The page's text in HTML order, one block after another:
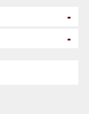
-
-